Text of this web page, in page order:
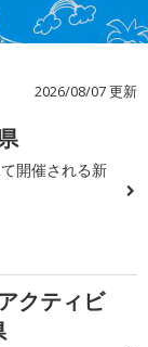
2026/08/07 更新
開催される新
クティビ